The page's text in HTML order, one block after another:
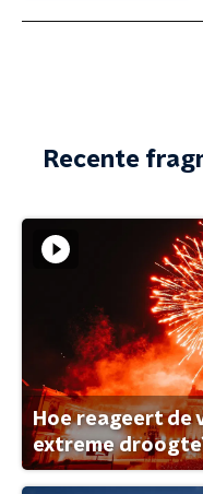
Recente
Hoe reageert de
extreme